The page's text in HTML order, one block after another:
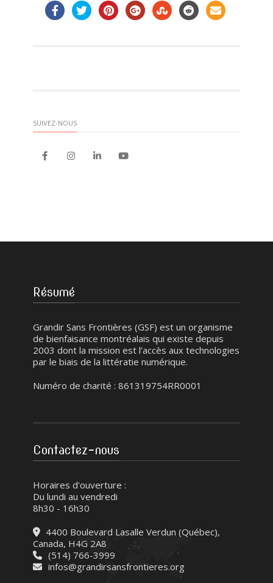
SUIVEZ-NOUS
Résumé
Grandir Sans Frontières (GSF) est un organisme
de bienfaisance montréalais qui existe depuis
2003 dont la mission est l’accès aux technologies
par le biais de la littératie numérique.
Numéro de charité : 861319754RR0001
Contactez-nous
Horaires d'ouverture :
Du lundi au vendredi
8h30 - 16h30
4400 Boulevard Lasalle Verdun (Québec),
Canada, H4G 2A8
(514) 766-3999
infos@grandirsansfrontieres.org